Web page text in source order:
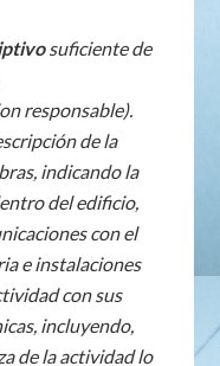
suficiente de
responsable).
de la
indicando la
del edificio,
con el
e instalaciones
con sus
incluyendo,
de la actividad lo